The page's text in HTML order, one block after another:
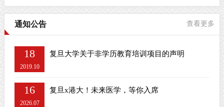
通知公告 查看更多
18
2019.10
复旦大学关于非学历教育培训项目的声明
16
2026.07
复旦x港大！未来医学，等你入席